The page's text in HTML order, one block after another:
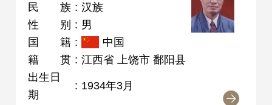
民族 : 汉族
性别 : 男
国籍 :
中国
籍贯 : 江西省 上饶市 鄱阳县
出生日
期
: 1934年3月